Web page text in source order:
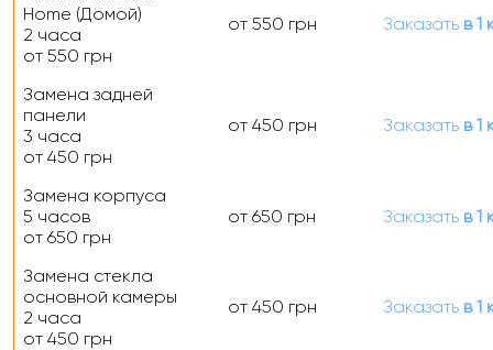
Home (Домой)
2 часа
от 550 грн
от 550 грн Заказатьв 1
Замена задней
панели
3 часа
от 450 грн
от 450 грн Заказатьв 1
Замена корпуса
5 часов
от 650 грн
от 650 грн Заказатьв 1
Замена стекла
основной камеры
2 часа
от 450 грн
от 450 грн Заказатьв 1